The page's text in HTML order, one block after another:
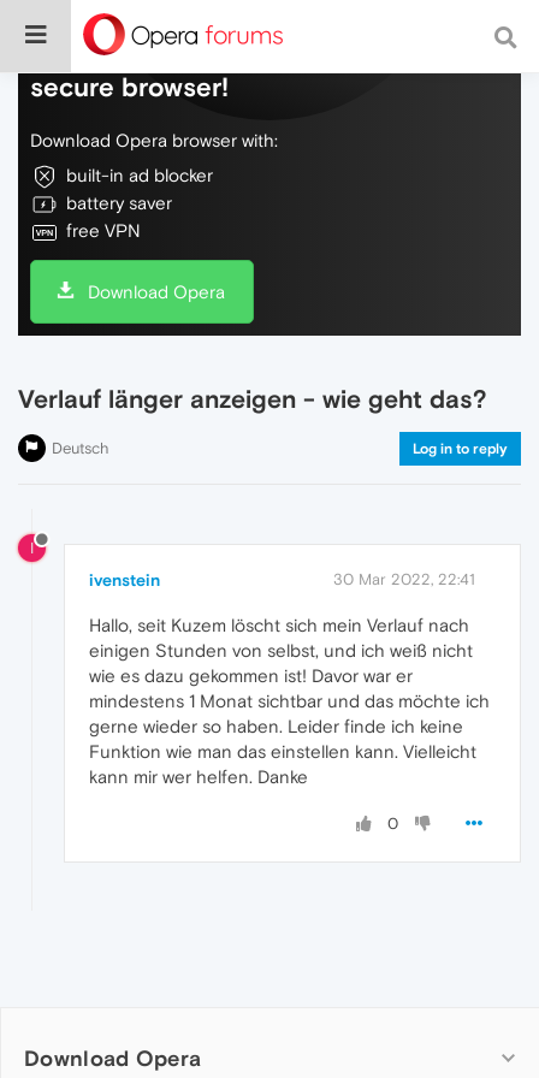
Do more on the web, with a fast and
secure browser!
Download Opera browser with:
built-in ad blocker
battery saver
free VPN
Download Opera
Verlauf länger anzeigen - wie geht das?
Deutsch Log in to reply
I
ivenstein 30 Mar 2022, 22:41
Hallo, seit Kuzem löscht sich mein Verlauf nach
einigen Stunden von selbst, und ich weiß nicht
wie es dazu gekommen ist! Davor war er
mindestens 1 Monat sichtbar und das möchte ich
gerne wieder so haben. Leider finde ich keine
Funktion wie man das einstellen kann. Vielleicht
kann mir wer helfen. Danke
0
Download Opera